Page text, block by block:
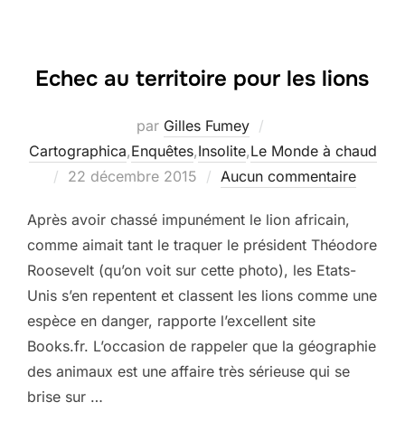
Echec au territoire pour les lions
par Gilles Fumey
Cartographica,Enquêtes,Insolite,Le Monde à chaud
Publié
22 décembre 2015 Aucun commentaire
Après avoir chassé impunément le lion africain,
comme aimait tant le traquer le président Théodore
Roosevelt (qu’on voit sur cette photo), les Etats-
Unis s’en repentent et classent les lions comme une
espèce en danger, rapporte l’excellent site
Books.fr. L’occasion de rappeler que la géographie
des animaux est une affaire très sérieuse qui se
brise sur …